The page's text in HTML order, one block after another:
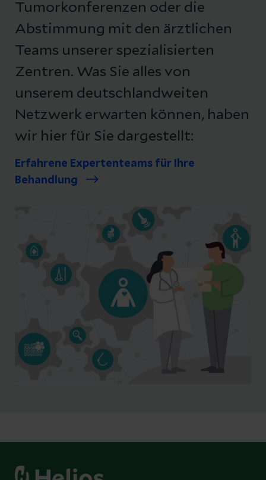
Tumorkonferenzen oder die
Abstimmung mit den ärztlichen
Teams unserer spezialisierten
Zentren. Was Sie alles von
unserem deutschlandweiten
Netzwerk erwarten können, haben
wir hier für Sie dargestellt:
Erfahrene Expertenteams für Ihre
Behandlung